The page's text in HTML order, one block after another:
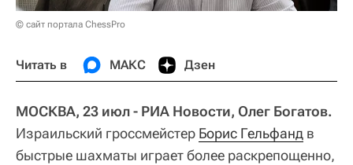
© сайт портала ChessPro
Читать в МАКС Дзен
МОСКВА, 23 июл - РИА Новости, Олег Богатов.
Израильский гроссмейстер Борис Гельфанд в
быстрые шахматы играет более раскрепощенно,